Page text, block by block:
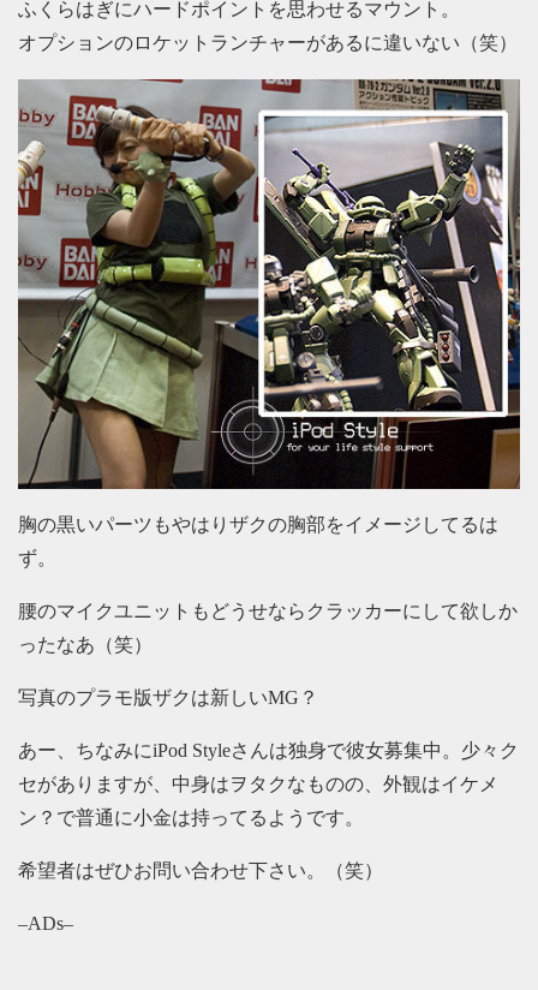
ふくらはぎにハードポイントを思わせるマウント。
オプションのロケットランチャーがあるに違いない（笑）
胸の黒いパーツもやはりザクの胸部をイメージしてるは
ず。
腰のマイクユニットもどうせならクラッカーにして欲しか
ったなあ（笑）
写真のプラモ版ザクは新しいMG？
あー、ちなみにiPod Styleさんは独身で彼女募集中。少々ク
セがありますが、中身はヲタクなものの、外観はイケメ
ン？で普通に小金は持ってるようです。
希望者はぜひお問い合わせ下さい。（笑）
–ADs–